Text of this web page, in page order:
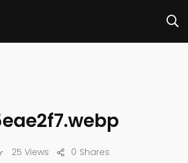
25 Views Shares
0